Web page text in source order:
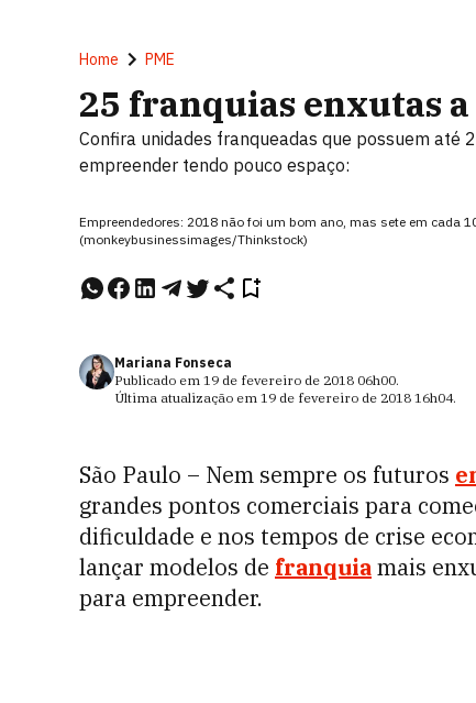
Home PME
25 franquias enxutas
Confira unidades franqueadas que possuem até
empreender tendo pouco espaço:
Empreendedores: 2018 não foi um bom ano, mas sete em cada
(monkeybusinessimages/Thinkstock)
Mariana Fonseca
Publicado em 19 de fevereiro de 2018 06h00.
Última atualização em 19 de fevereiro de 2018 16h04.
São Paulo – Nem sempre os futuros
grandes pontos comerciais para
dificuldade e nos tempos de crise
lançar modelos de franquiamais
para empreender.